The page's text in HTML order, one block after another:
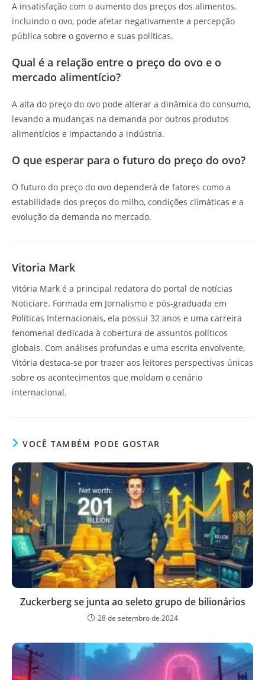
A insatisfação com o aumento dos preços dos alimentos,
incluindo o ovo, pode afetar negativamente a percepção
pública sobre o governo e suas políticas.
Qual é a relação entre o preço do ovo e o
mercado alimentício?
A alta do preço do ovo pode alterar a dinâmica do consumo,
levando a mudanças na demanda por outros produtos
alimentícios e impactando a indústria.
O que esperar para o futuro do preço do ovo?
O futuro do preço do ovo dependerá de fatores como a
estabilidade dos preços do milho, condições climáticas e a
evolução da demanda no mercado.
Vitoria Mark
Vitória Mark é a principal redatora do portal de notícias
Noticiare. Formada em Jornalismo e pós-graduada em
Políticas Internacionais, ela possui 32 anos e uma carreira
fenomenal dedicada à cobertura de assuntos políticos
globais. Com análises profundas e uma escrita envolvente,
Vitória destaca-se por trazer aos leitores perspectivas únicas
sobre os acontecimentos que moldam o cenário
internacional.
VOCÊ TAMBÉM PODE GOSTAR
Zuckerberg se junta ao seleto grupo de bilionários
28 de setembro de 2024